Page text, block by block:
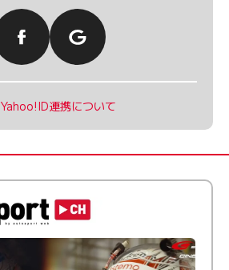
Yahoo!ID連携について